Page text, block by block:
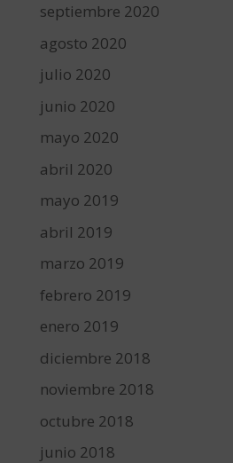
septiembre 2020
agosto 2020
julio 2020
junio 2020
mayo 2020
abril 2020
mayo 2019
abril 2019
marzo 2019
febrero 2019
enero 2019
diciembre 2018
noviembre 2018
octubre 2018
junio 2018